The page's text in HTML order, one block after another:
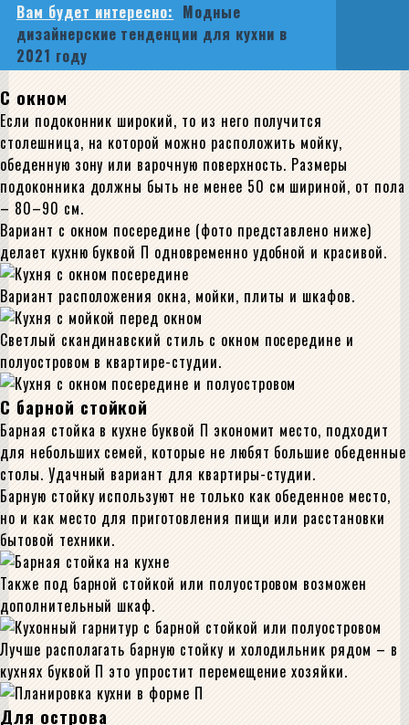
Вам будет интересно: Модные
дизайнерские тенденции для кухни в
2021 году
С окном
Если подоконник широкий, то из него получится
столешница, на которой можно расположить мойку,
обеденную зону или варочную поверхность. Размеры
подоконника должны быть не менее 50 см шириной, от пола
– 80–90 см.
Вариант с окном посередине (фото представлено ниже)
делает кухню буквой П одновременно удобной и красивой.
Вариант расположения окна, мойки, плиты и шкафов.
Светлый скандинавский стиль с окном посередине и
полуостровом в квартире-студии.
С барной стойкой
Барная стойка в кухне буквой П экономит место, подходит
для небольших семей, которые не любят большие обеденные
столы. Удачный вариант для квартиры-студии.
Барную стойку используют не только как обеденное место,
но и как место для приготовления пищи или расстановки
бытовой техники.
Также под барной стойкой или полуостровом возможен
дополнительный шкаф.
Лучше располагать барную стойку и холодильник рядом – в
кухнях буквой П это упростит перемещение хозяйки.
Для острова